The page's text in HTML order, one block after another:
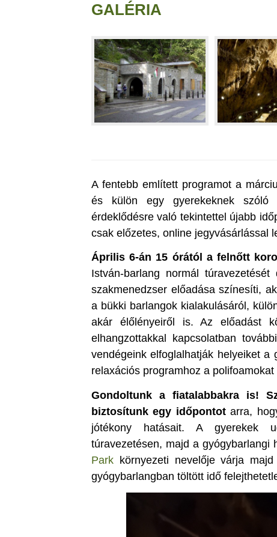
GALÉRIA
A fentebb említett programot a
és külön egy gyerekeknek
érdeklődésre való tekintettel újabb
csak előzetes, online jegyvásárlással
Április 6-án 15 órától a felnőtt
István-barlang normál
szakmenedzser előadása színesíti,
a bükki barlangok kialakulásáról,
akár élőlényeiről is. Az előadást
elhangzottakkal kapcsolatban
vendégeink elfoglalhatják helyeiket a
relaxációs programhoz a
Gondoltunk a fiatalabbakra is!
biztosítunk egy időpontotarra,
jótékony hatásait. A gyerekek
túravezetésen, majd a gyógybarlangi
Park környezeti nevelője várja
gyógybarlangban töltött idő